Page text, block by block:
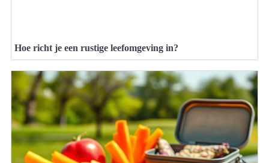
Hoe richt je een rustige leefomgeving in?